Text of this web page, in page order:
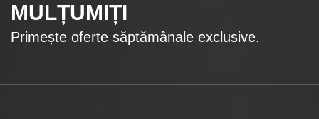
MULȚUMIȚI
Primește oferte săptămânale exclusive.